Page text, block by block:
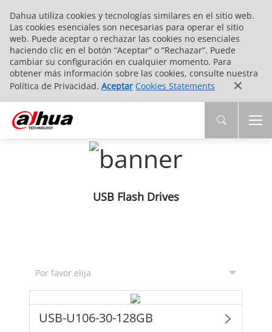
Dahua utiliza cookies y tecnologías similares en el sitio web.
Las cookies esenciales son necesarias para operar el sitio
web. Puede aceptar o rechazar las cookies no esenciales
haciendo clic en el botón “Aceptar” o “Rechazar”. Puede
cambiar su configuración en cualquier momento. Para
obtener más información sobre las cookies, consulte nuestra
Política de Privacidad. Aceptar Cookies Statements
USB Flash Drives
USB-U106-30-128GB